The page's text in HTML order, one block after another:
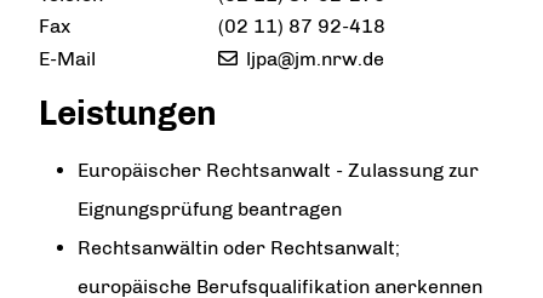
Fax
(02 11) 87 92-418
E-Mail
ljpa@jm.nrw.de
Leistungen
Europäischer Rechtsanwalt - Zulassung zur
Eignungsprüfung beantragen
Rechtsanwältin oder Rechtsanwalt;
europäische Berufsqualifikation anerkennen